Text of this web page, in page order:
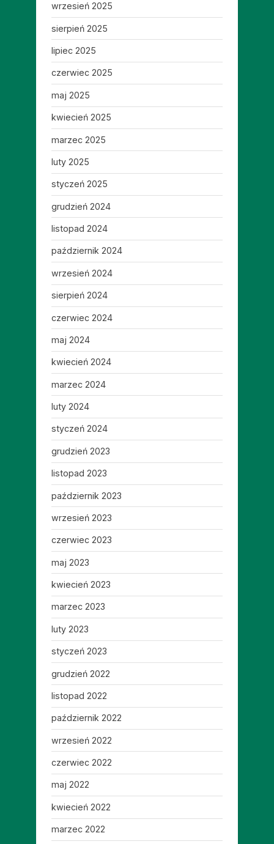
wrzesień 2025
sierpień 2025
lipiec 2025
czerwiec 2025
maj 2025
kwiecień 2025
marzec 2025
luty 2025
styczeń 2025
grudzień 2024
listopad 2024
październik 2024
wrzesień 2024
sierpień 2024
czerwiec 2024
maj 2024
kwiecień 2024
marzec 2024
luty 2024
styczeń 2024
grudzień 2023
listopad 2023
październik 2023
wrzesień 2023
czerwiec 2023
maj 2023
kwiecień 2023
marzec 2023
luty 2023
styczeń 2023
grudzień 2022
listopad 2022
październik 2022
wrzesień 2022
czerwiec 2022
maj 2022
kwiecień 2022
marzec 2022